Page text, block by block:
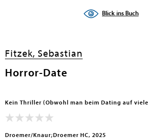
Blick ins Buch
Fitzek, Sebastian
Horror-Date
Kein Thriller (Obwohl man beim Dating auf
Droemer/Knaur;Droemer HC, 2025